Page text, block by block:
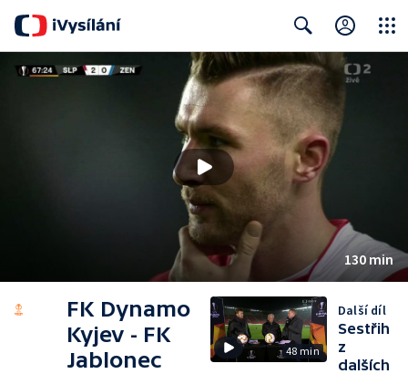
Search Close
130 min
FK Dynamo
Kyjev - FK
Jablonec
48 min
Další díl
Sestřih
z
dalších